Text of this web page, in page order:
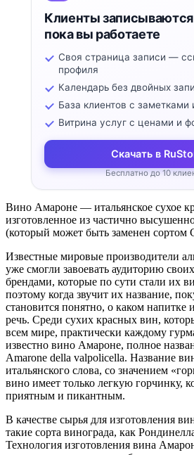
Клиенты
пока вы работаете
Своя страница записи —
профиля
Календарь без двойных
База клиентов с заметками
Витрина услуг с ценами и
Скачать в
Бесплатно до 10
Вино Амароне — итальянское сухое
изготовленное из частично
(который может быть заменен сортом
Известные мировые производители
уже смогли завоевать аудиторию
брендами, которые по сути стали их
поэтому когда звучит их название,
становится понятно, о каком напитке
речь. Среди сухих красных вин,
всем мире, практически каждому
известно вино Амароне, полное
Amarone della valpolicella. Название
итальянского слова, со значением
вино имеет только легкую горчинку,
приятным и пикантным.
В качестве сырья для изготовления
такие сорта винограда, как
Технология изготовления вина